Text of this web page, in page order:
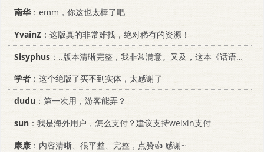
南华：emm，你这也太棒了吧
YvainZ ：这版真的非常难找，绝对稀有的资源！
Sisyphus ：..版本清晰完整，我非常满意。又及，这本《话语的真相》...
学者 ：这个绝版了买不到实体，太感谢了
dudu ：第一次用，游客能弄？
sun ：我是海外用户，怎么支付？建议支持weixin支付
康康 ：内容清晰、很平整、完整，点赞👍 感谢~